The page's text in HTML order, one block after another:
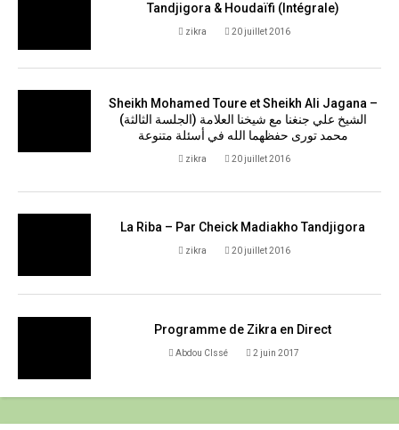
Tandjigora & Houdaïfi (Intégrale)
zikra 20 juillet 2016
Sheikh Mohamed Toure et Sheikh Ali Jagana –
(الجلسة الثالثة) الشيخ علي جنغنا مع شيخنا العلامة
محمد تورى حفظهما الله في أسئلة متنوعة
zikra 20 juillet 2016
La Riba – Par Cheick Madiakho Tandjigora
zikra 20 juillet 2016
Programme de Zikra en Direct
Abdou CIssé 2 juin 2017